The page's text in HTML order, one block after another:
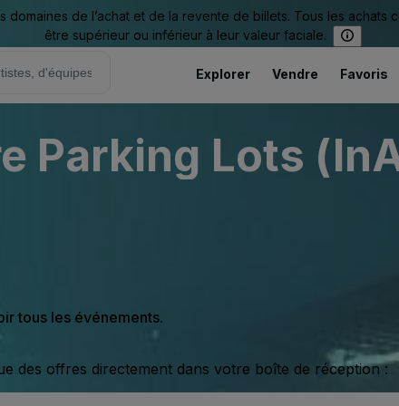
de l’achat et de la revente de billets. Tous les achats
être supérieur ou inférieur à leur valeur faciale.
Explorer Vendre Favoris
Parking Lots
tous les événements.
des offres directement dans votre boîte de réception :